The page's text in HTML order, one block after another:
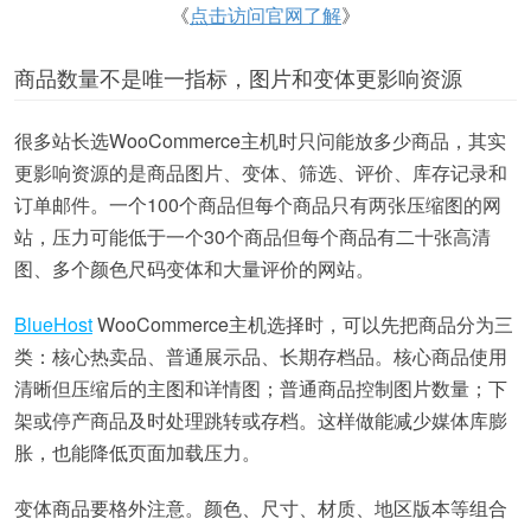
《点击访问官网了解》
商品数量不是唯一指标，图片和变体更影响资源
很多站长选WooCommerce主机时只问能放多少商品，其实
更影响资源的是商品图片、变体、筛选、评价、库存记录和
订单邮件。一个100个商品但每个商品只有两张压缩图的网
站，压力可能低于一个30个商品但每个商品有二十张高清
图、多个颜色尺码变体和大量评价的网站。
BlueHostWooCommerce主机选择时，可以先把商品分为三
类：核心热卖品、普通展示品、长期存档品。核心商品使用
清晰但压缩后的主图和详情图；普通商品控制图片数量；下
架或停产商品及时处理跳转或存档。这样做能减少媒体库膨
胀，也能降低页面加载压力。
变体商品要格外注意。颜色、尺寸、材质、地区版本等组合